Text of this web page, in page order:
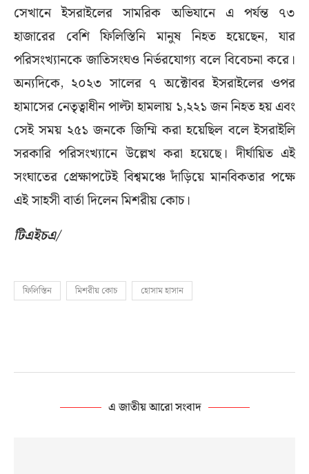
সেখানে ইসরাইলের সামরিক অভিযানে এ পর্যন্ত ৭৩
হাজারের বেশি ফিলিস্তিনি মানুষ নিহত হয়েছেন, যার
পরিসংখ্যানকে জাতিসংঘও নির্ভরযোগ্য বলে বিবেচনা করে।
অন্যদিকে, ২০২৩ সালের ৭ অক্টোবর ইসরাইলের ওপর
হামাসের নেতৃত্বাধীন পাল্টা হামলায় ১,২২১ জন নিহত হয় এবং
সেই সময় ২৫১ জনকে জিম্মি করা হয়েছিল বলে ইসরাইলি
সরকারি পরিসংখ্যানে উল্লেখ করা হয়েছে। দীর্ঘায়িত এই
সংঘাতের প্রেক্ষাপটেই বিশ্বমঞ্চে দাঁড়িয়ে মানবিকতার পক্ষে
এই সাহসী বার্তা দিলেন মিশরীয় কোচ।
টিএইচএ/
ফিলিস্তিন মিশরীয় কোচ হোসাম হাসান
এ জাতীয় আরো সংবাদ